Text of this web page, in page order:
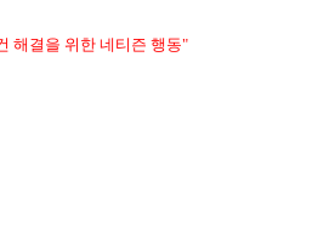
해결을 위한 네티즌 행동"